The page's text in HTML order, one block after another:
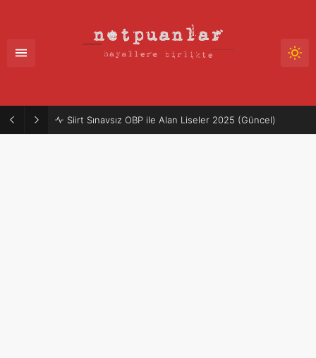
Siirt Sınavsız OBP ile Alan Liseler 2025 (Güncel)